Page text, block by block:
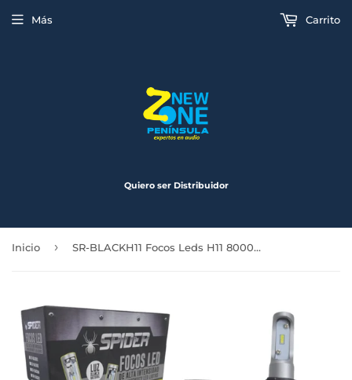
Quiero ser Distribuidor
Más Carrito
Inicio › SR-BLACKH11 Focos Leds H11 8000 Lumenes Serie Black Spider